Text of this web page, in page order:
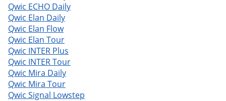
Qwic ECHO Daily
Qwic Elan Daily
Qwic Elan Flow
Qwic Elan Tour
Qwic INTER Plus
Qwic INTER Tour
Qwic Mira Daily
Qwic Mira Tour
Qwic Signal Lowstep